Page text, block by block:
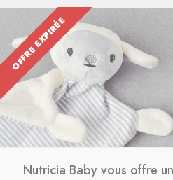
OFFRE EXPIRÉE
Nutricia Baby vous offre